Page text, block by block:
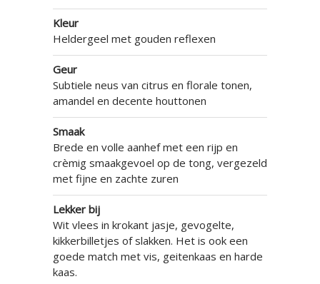
Kleur
Heldergeel met gouden reflexen
Geur
Subtiele neus van citrus en florale tonen,
amandel en decente houttonen
Smaak
Brede en volle aanhef met een rijp en
crèmig smaakgevoel op de tong, vergezeld
met fijne en zachte zuren
Lekker bij
Wit vlees in krokant jasje, gevogelte,
kikkerbilletjes of slakken. Het is ook een
goede match met vis, geitenkaas en harde
kaas.